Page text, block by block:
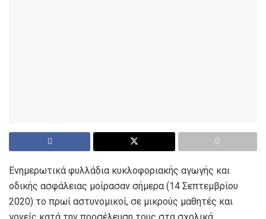
Ενημερωτικά φυλλάδια κυκλοφοριακής αγωγής και
οδικής ασφάλειας μοίρασαν σήμερα (14 Σεπτεμβρίου
2020) το πρωί αστυνομικοί, σε μικρούς μαθητές και